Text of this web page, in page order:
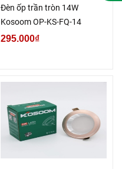
Đèn ốp trần tròn 14W
Kosoom OP-KS-FQ-14
295.000₫